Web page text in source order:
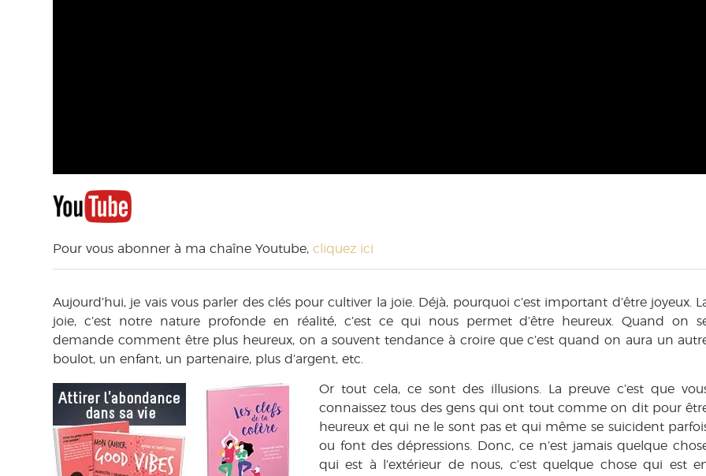
Pour vous abonner à ma chaîne Youtube, cliquez ici
Aujourd’hui, je vais vous parler des clés pour cultiver la joie. Déjà, pourquoi c’est important d’être joyeux.
joie, c’est notre nature profonde en réalité, c’est ce qui nous permet d’être heureux. Quand on
demande comment être plus heureux, on a souvent tendance à croire que c’est quand on aura un
boulot, un enfant, un partenaire, plus d’argent, etc.
Or tout cela, ce sont des illusions. La preuve c’est que
connaissez tous des gens qui ont tout comme on dit pour
heureux et qui ne le sont pas et qui même se suicident
ou font des dépressions. Donc, ce n’est jamais quelque
qui est à l’extérieur de nous, c’est quelque chose qui est